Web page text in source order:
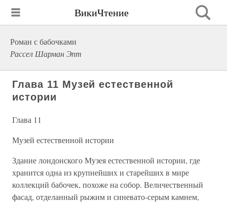
ВикиЧтение
Роман с бабочками
Рассел Шарман Эпт
Глава 11 Музей естественной
истории
Глава 11
Музей естественной истории
Здание лондонского Музея естественной истории, где
хранится одна из крупнейших и старейших в мире
коллекций бабочек, похоже на собор. Величественный
фасад, отделанный рыжим и синевато-серым камнем,